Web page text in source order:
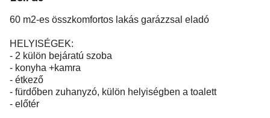
60 m2-es összkomfortos lakás garázzsal eladó
HELYISÉGEK:
- 2 külön bejáratú szoba
- konyha +kamra
- étkező
- fürdőben zuhanyzó, külön helyiségben a toalett
- előtér